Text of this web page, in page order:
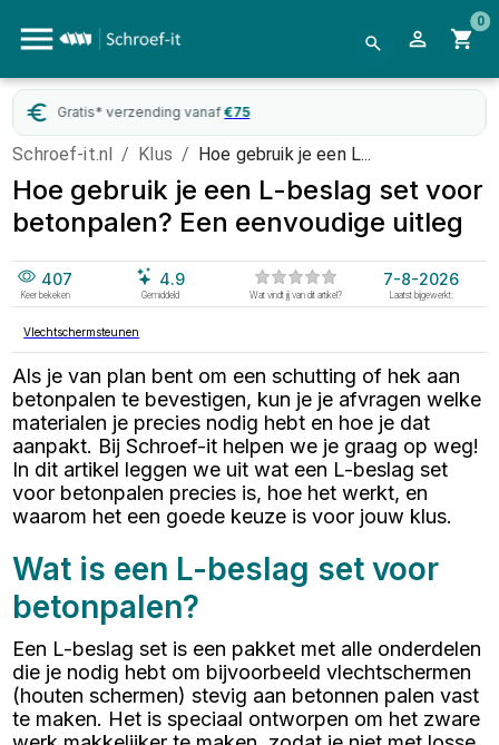
0
vanaf €75
Schroef-it.nl / Klus / Hoe gebruik je een L...
Hoe gebruik je een L-beslag set voor
betonpalen? Een eenvoudige uitleg
407
Keer bekeken
4.9
Gemiddeld Wat vindt jij van dit artikel?
7-8-2026
Laatst bijgewerkt:
Vlechtschermsteunen
Als je van plan bent om een schutting of hek aan
betonpalen te bevestigen, kun je je afvragen welke
materialen je precies nodig hebt en hoe je dat
aanpakt. Bij Schroef-it helpen we je graag op weg!
In dit artikel leggen we uit wat een L-beslag set
voor betonpalen precies is, hoe het werkt, en
waarom het een goede keuze is voor jouw klus.
Wat is een L-beslag set voor
betonpalen?
Een L-beslag set is een pakket met alle onderdelen
die je nodig hebt om bijvoorbeeld vlechtschermen
(houten schermen) stevig aan betonnen palen vast
te maken. Het is speciaal ontworpen om het zware